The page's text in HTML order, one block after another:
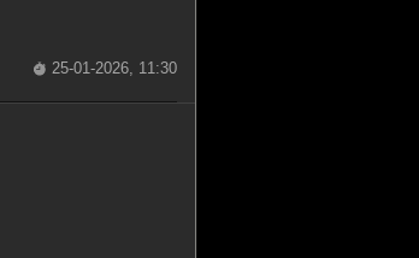
25-01-2026, 11:30